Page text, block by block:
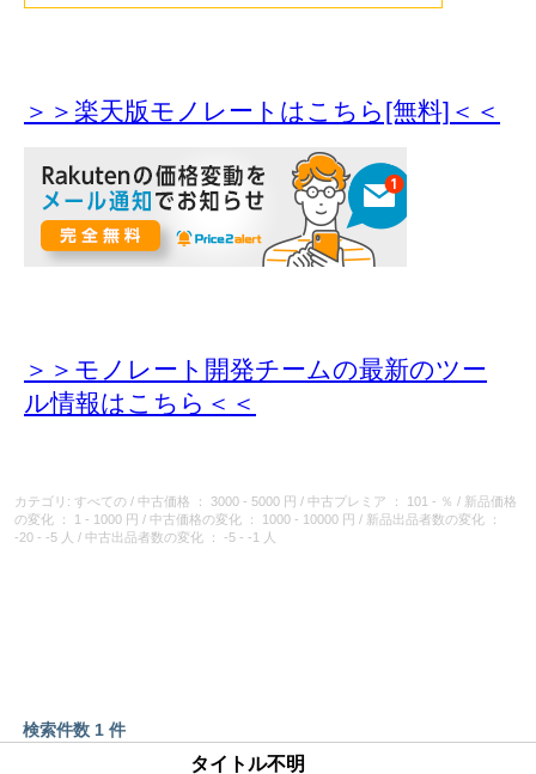
＞＞楽天版モノレートはこちら[無料]＜＜
＞＞モノレート開発チームの最新のツー
ル情報はこちら＜＜
カテゴリ: すべての / 中古価格 ： 3000 - 5000 円 / 中古プレミア ： 101 - ％ / 新品価格
の変化
： 1 - 1000 円 / 中古価格の変化 ： 1000 - 10000 円 / 新品出品者数の変化
：
-20 - -5 人 / 中古出品者数の変化 ： -5 - -1 人
検索件数 1 件
タイトル不明